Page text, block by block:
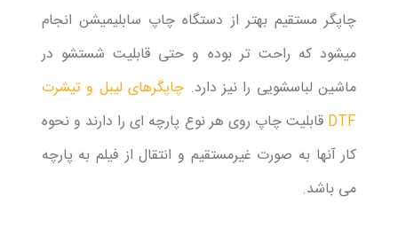
چاپگر مستقیم بهتر از دستگاه چاپ سابلیمیشن انجام
میشود که راحت تر بوده و حتی قابلیت شستشو در
ماشین لباسشویی را نیز دارد. چاپگرهای لیبل و تیشرت
DTF قابلیت چاپ روی هر نوع پارچه ای را دارند و نحوه
کار آنها به صورت غیرمستقیم و انتقال از فیلم به پارچه
می باشد.